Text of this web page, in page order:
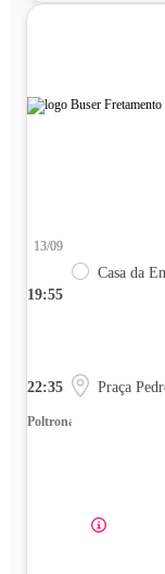
19:55
13/09
Casa da
22:35 Praça
Poltrona